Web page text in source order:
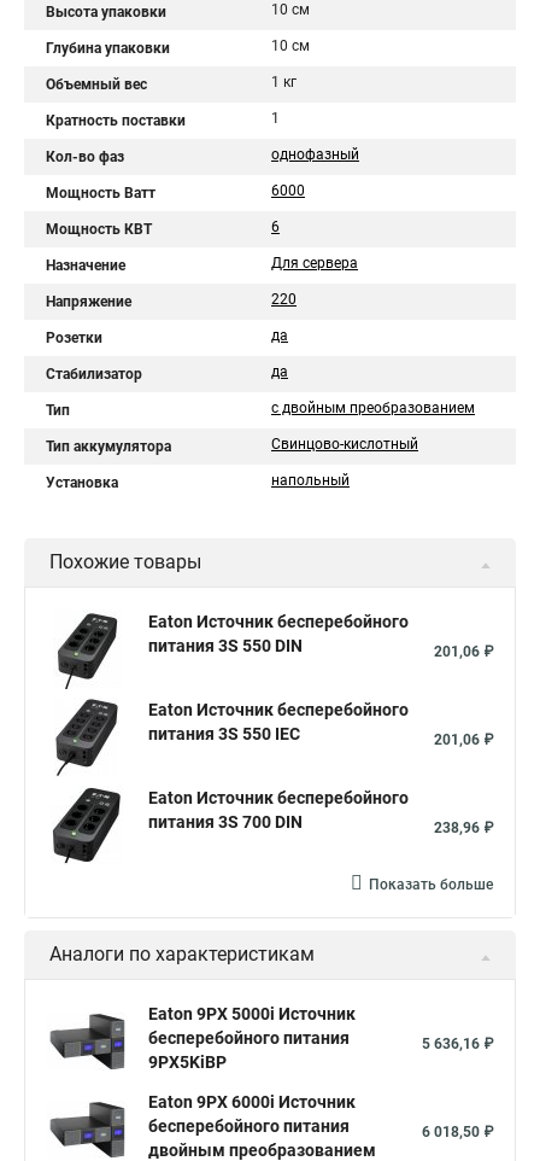
Высота упаковки 10 см
Глубина упаковки 10 см
Объемный вес 1 кг
Кратность поставки 1
Кол-во фаз однофазный
Мощность Ватт 6000
Мощность КВТ 6
Назначение Для сервера
Напряжение 220
Розетки да
Стабилизатор да
Тип с двойным преобразованием
Тип аккумулятора Свинцово-кислотный
Установка напольный
Похожие товары
Eaton Источник бесперебойного
питания 3S 550 DIN
201,06 ₽
Eaton Источник бесперебойного
питания 3S 550 IEC
201,06 ₽
Eaton Источник бесперебойного
питания 3S 700 DIN
238,96 ₽
Показать больше
Аналоги по характеристикам
Eaton 9PX 5000i Источник
бесперебойного питания
9PX5KiBP
5 636,16 ₽
Eaton 9PX 6000i Источник
бесперебойного питания
двойным преобразованием
6 018,50 ₽